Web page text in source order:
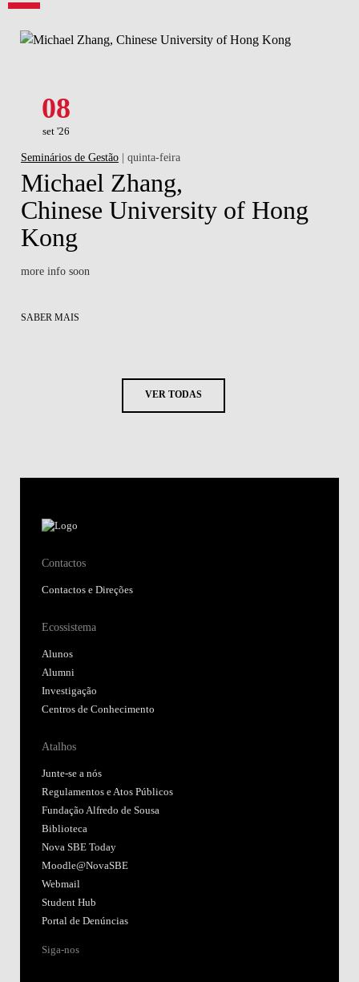
08
set '26
Seminários de Gestão | quinta-feira
Michael Zhang,
Chinese University of Hong
Kong
more info soon
SABER MAIS
VER TODAS
Contactos
Contactos e Direções
Ecossistema
Alunos
Alumni
Investigação
Centros de Conhecimento
Atalhos
Junte-se a nós
Regulamentos e Atos Públicos
Fundação Alfredo de Sousa
Biblioteca
Nova SBE Today
Moodle@NovaSBE
Webmail
Student Hub
Portal de Denúncias
Siga-nos